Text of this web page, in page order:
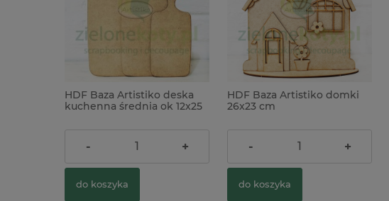
HDF Baza Artistiko deska
kuchenna średnia ok 12x25
5,90 zł
- +
do koszyka
HDF Baza Artistiko domki
26x23 cm
24,90 zł
- +
do koszyka